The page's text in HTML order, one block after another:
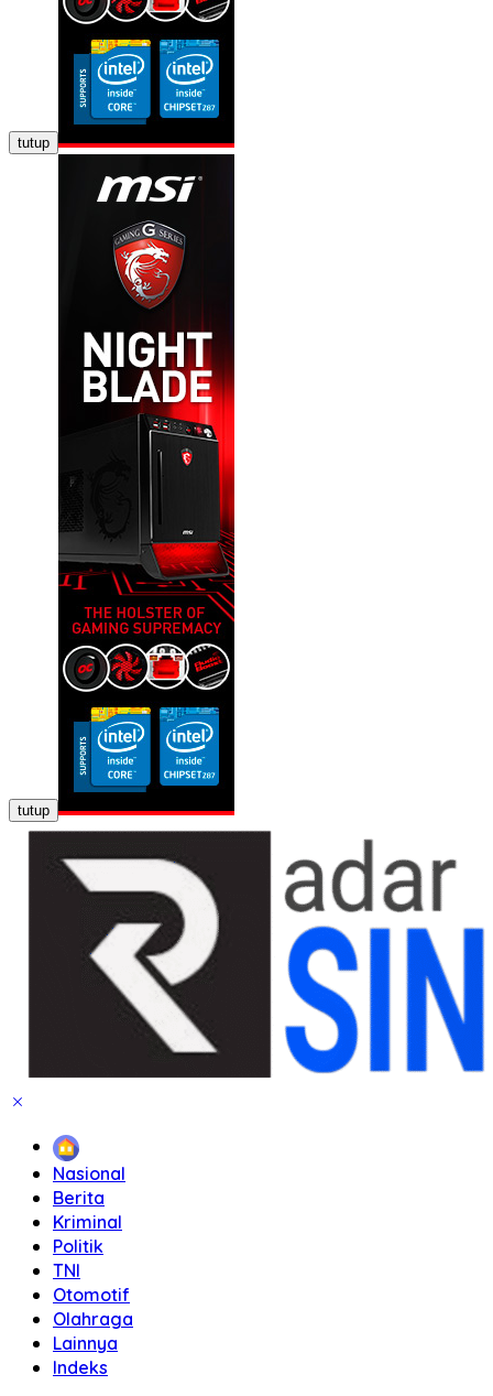
tutup
tutup
Home
Nasional
Berita
Kriminal
Politik
TNI
Otomotif
Olahraga
Lainnya
Indeks